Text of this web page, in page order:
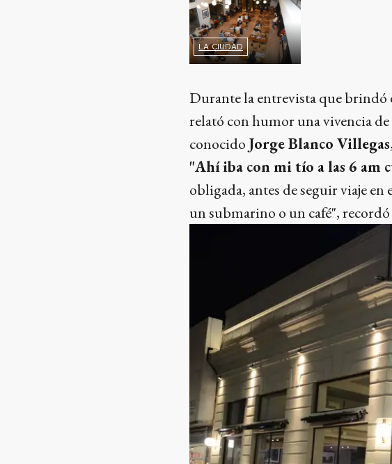
LA CIUDAD
Durante la entrevista que brindó
relató con humor una vivencia de
conocido Jorge Blanco Villegas
"Ahí iba con mi tío a las 6 am
obligada, antes de seguir viaje en
un submarino o un café",